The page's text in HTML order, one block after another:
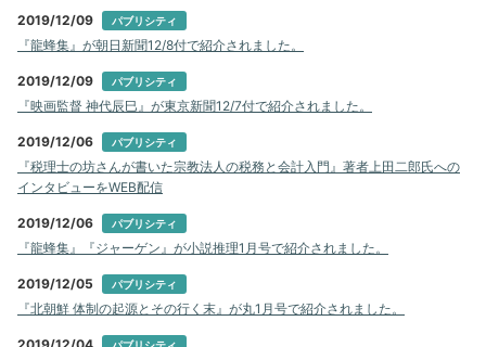
2019/12/09 パブリシティ
『龍蜂集』が朝日新聞12/8付で紹介されました。
2019/12/09 パブリシティ
『映画監督 神代辰巳』が東京新聞12/7付で紹介されました。
2019/12/06 パブリシティ
『税理士の坊さんが書いた宗教法人の税務と会計入門』著者上田二郎氏への
インタビューをWEB配信
2019/12/06 パブリシティ
『龍蜂集』『ジャーゲン』が小説推理1月号で紹介されました。
2019/12/05 パブリシティ
『北朝鮮 体制の起源とその行く末』が丸1月号で紹介されました。